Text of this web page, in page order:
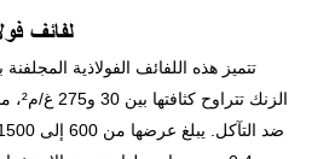
لفائف
تتميز هذه اللفائف الفولاذية
الزنك